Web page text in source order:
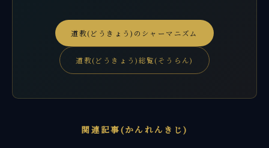
道教(どうきょう)のシャーマニズム
道教(どうきょう)総覧(そうらん)
関連記事(かんれんきじ)